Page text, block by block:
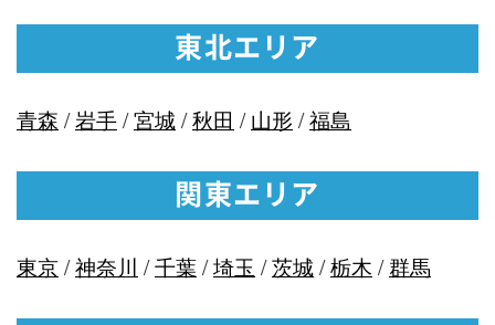
東北エリア
青森 /岩手/宮城/秋田 /山形 /福島
関東エリア
東京/神奈川 /千葉/埼玉 /茨城/栃木 /群馬